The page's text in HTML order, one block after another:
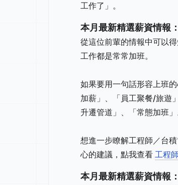
工作了」。
本月最新精選薪資情報
從這位前輩的情報中可以
工作都是常常加班。
如果要用一句話形容上班
加薪」、「員工聚餐/旅遊
升遷管道」、「常態加班」
想進一步瞭解工程師／台
心的建議，點我查看 工程
本月最新精選薪資情報